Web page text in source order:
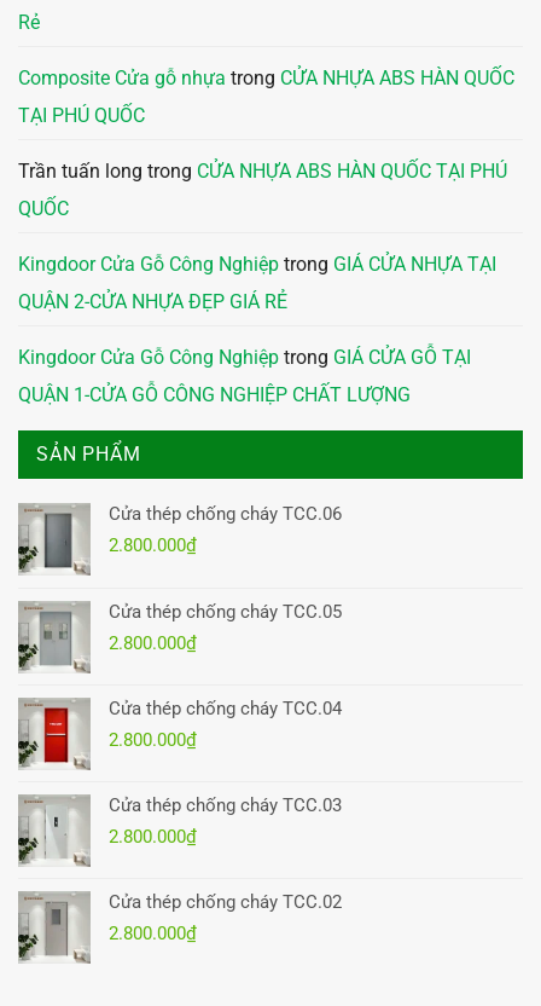
Rẻ
Composite Cửa gỗ nhựa trong CỬA NHỰA ABS HÀN QUỐC
TẠI PHÚ QUỐC
Trần tuấn long trong CỬA NHỰA ABS HÀN QUỐC TẠI PHÚ
QUỐC
Kingdoor Cửa Gỗ Công Nghiệp trong GIÁ CỬA NHỰA TẠI
QUẬN 2-CỬA NHỰA ĐẸP GIÁ RẺ
Kingdoor Cửa Gỗ Công Nghiệp trong GIÁ CỬA GỖ TẠI
QUẬN 1-CỬA GỖ CÔNG NGHIỆP CHẤT LƯỢNG
SẢN PHẨM
Cửa thép chống cháy TCC.06
2.800.000₫
Cửa thép chống cháy TCC.05
2.800.000₫
Cửa thép chống cháy TCC.04
2.800.000₫
Cửa thép chống cháy TCC.03
2.800.000₫
Cửa thép chống cháy TCC.02
2.800.000₫